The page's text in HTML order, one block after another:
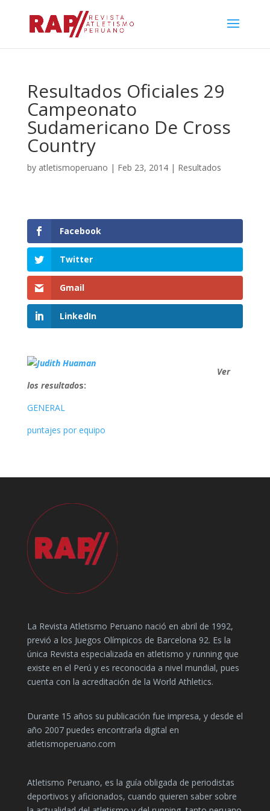
Resultados Oficiales 29
Campeonato
Sudamericano De Cross
Country
by atletismoperuano | Feb 23, 2014| Resultados
Facebook
Twitter
Gmail
LinkedIn
Ver
los resultados:
GENERAL
puntajes por equipo
La Revista Atletismo Peruano nació en abril de 1992,
previó a los Juegos Olímpicos de Barcelona 92. Es la
única Revista especializada en atletismo y running que
existe en el Perú y es reconocida a nivel mundial, pues
cuenta con la acreditación de la World Athletics.
Durante 15 años su publicación fue impresa, y desde el
año 2007 puedes encontrarla digital en
atletismoperuano.com
Atletismo Peruano, es la guía obligada de periodistas
deportivos y aficionados, cuando quieren saber sobre